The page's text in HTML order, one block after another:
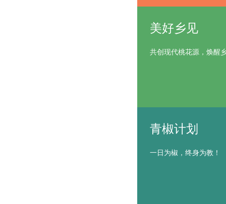
美好乡见
共创现代桃花源，焕醒
青椒计划
一日为椒，终身为教！